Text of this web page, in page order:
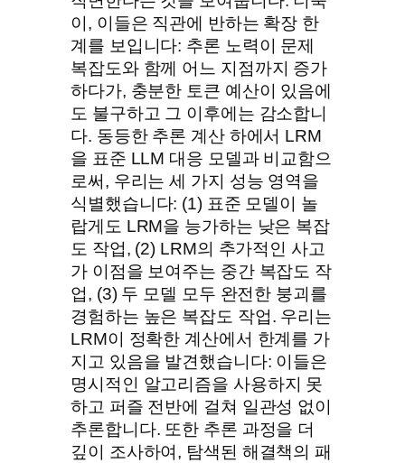
이, 이들은 직관에 반하는 확장 한
계를 보입니다: 추론 노력이 문제
복잡도와 함께 어느 지점까지 증가
하다가, 충분한 토큰 예산이 있음에
도 불구하고 그 이후에는 감소합니
다. 동등한 추론 계산 하에서 LRM
을 표준 LLM 대응 모델과 비교함으
로써, 우리는 세 가지 성능 영역을
식별했습니다: (1) 표준 모델이 놀
랍게도 LRM을 능가하는 낮은 복잡
도 작업, (2) LRM의 추가적인 사고
가 이점을 보여주는 중간 복잡도 작
업, (3) 두 모델 모두 완전한 붕괴를
경험하는 높은 복잡도 작업. 우리는
LRM이 정확한 계산에서 한계를 가
지고 있음을 발견했습니다: 이들은
명시적인 알고리즘을 사용하지 못
하고 퍼즐 전반에 걸쳐 일관성 없이
추론합니다. 또한 추론 과정을 더
깊이 조사하여, 탐색된 해결책의 패